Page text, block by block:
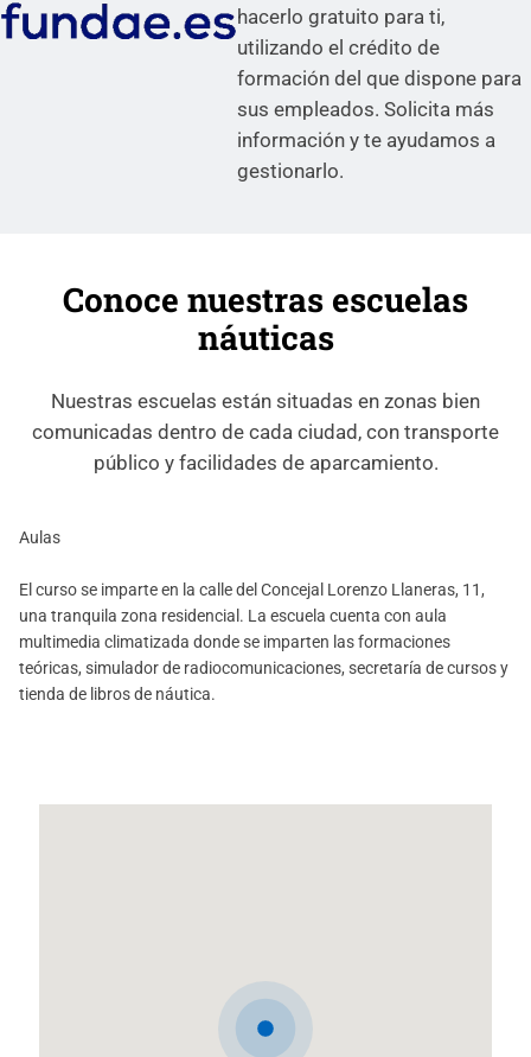
hacerlo gratuito para ti,
utilizando el crédito de
formación del que dispone para
sus empleados. Solicita más
información y te ayudamos a
gestionarlo.
Conoce nuestras escuelas
náuticas
Nuestras escuelas están situadas en zonas bien
comunicadas dentro de cada ciudad, con transporte
público y facilidades de aparcamiento.
Aulas
El curso se imparte en la calle del Concejal Lorenzo Llaneras, 11,
una tranquila zona residencial. La escuela cuenta con aula
multimedia climatizada donde se imparten las formaciones
teóricas, simulador de radiocomunicaciones, secretaría de cursos y
tienda de libros de náutica.